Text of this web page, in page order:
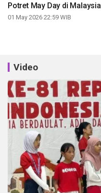
Potret May Day di Malaysia
01 May 2026 22:59 WIB
Video